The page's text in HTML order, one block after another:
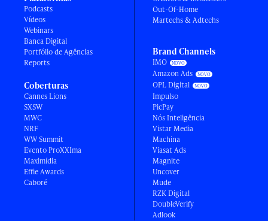
Podcasts
Vídeos
Webinars
Banca Digital
Portfólio de Agências
Reports
Coberturas
Cannes Lions
SXSW
MWC
NRF
WW Summit
Evento ProXXIma
Maximídia
Effie Awards
Caboré
Out-Of-Home
Martechs & Adtechs
Brand Channels
IMO
Amazon Ads
OPL Digital
Impulso
PicPay
Nós Inteligência
Vistar Media
Machina
Viasat Ads
Magnite
Uncover
Mude
RZK Digital
DoubleVerify
Adlook